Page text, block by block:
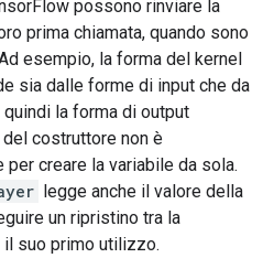
possono rinviare la
prima chiamata, quando sono
esempio, la forma del kernel
sia dalle forme di input che da
la forma di output
costruttore non è
creare la variabile da sola.
legge anche il valore della
un ripristino tra la
suo primo utilizzo.